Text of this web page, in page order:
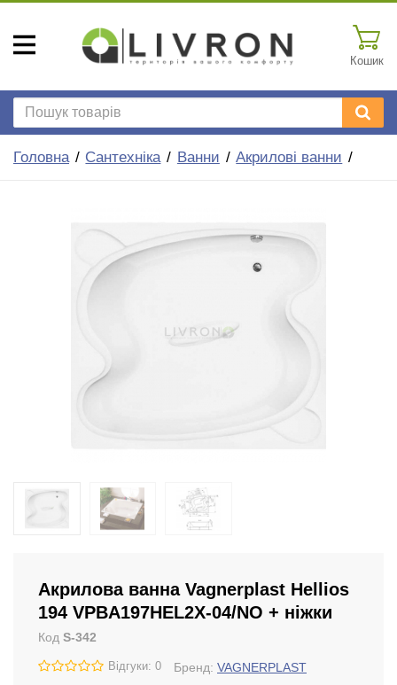
Кошик
Головна Сантехніка Ванни Акрилові ванни
Акрилова ванна Vagnerplast Hellios
194 VPBA197HEL2X-04/NO + ніжки
Код S-342
Відгуки: 0 Бренд: VAGNERPLAST